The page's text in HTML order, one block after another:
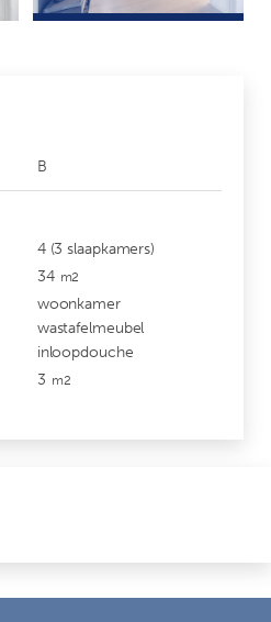
B
4 (3 slaapkamers)
34 m2
woonkamer
wastafelmeubel
inloopdouche
3 m2